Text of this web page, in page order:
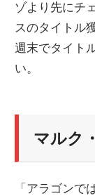
ゾより先にチ
スのタイトル
週末でタイト
い。
マルク
「アラゴンで